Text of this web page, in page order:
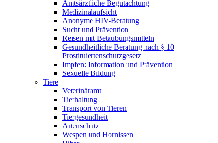
Amtsärztliche Begutachtung
Medizinalaufsicht
Anonyme HIV-Beratung
Sucht und Prävention
Reisen mit Betäubungsmitteln
Gesundheitliche Beratung nach § 10
Prostituiertenschutzgesetz
Impfen: Information und Prävention
Sexuelle Bildung
Tiere
Veterinäramt
Tierhaltung
Transport von Tieren
Tiergesundheit
Artenschutz
Wespen und Hornissen